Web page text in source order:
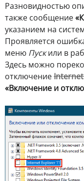
Разновидностью
также сообщение
указанием на
Проявляется
меню Пускили в
Здесь можно
отключение
«Включение и